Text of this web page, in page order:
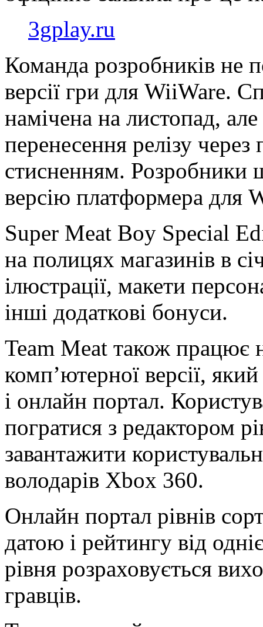
3gplay.ru
Команда розробників не
версії гри для WiiWare.
намічена на листопад,
перенесення релізу через
стисненням. Розробники
версію платформера для
Super Meat Boy Special
на полицях магазинів в
ілюстрації, макети
інші додаткові бонуси.
Team Meat також працює
комп’ютерної версії,
і онлайн портал.
погратися з редактором
завантажити
володарів Xbox 360.
Онлайн портал рівнів
датою і рейтингу від
рівня розраховується
гравців.